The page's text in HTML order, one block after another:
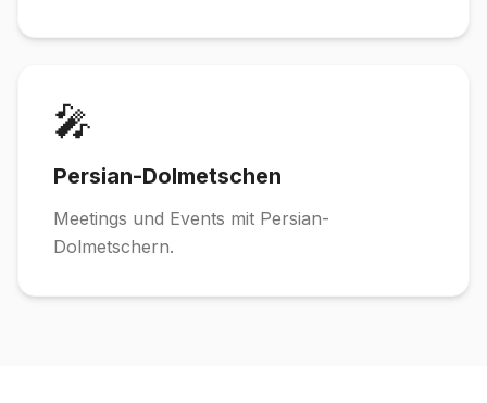
🎤
Persian-Dolmetschen
Meetings und Events mit Persian-
Dolmetschern.